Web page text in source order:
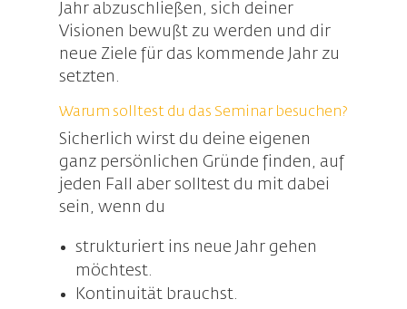
Jahr abzuschließen, sich deiner
Visionen bewußt zu werden und dir
neue Ziele für das kommende Jahr zu
setzten.
Warum solltest du das Seminar besuchen?
Sicherlich wirst du deine eigenen
ganz persönlichen Gründe finden, auf
jeden Fall aber solltest du mit dabei
sein, wenn du
strukturiert ins neue Jahr gehen
möchtest.
Kontinuität brauchst.